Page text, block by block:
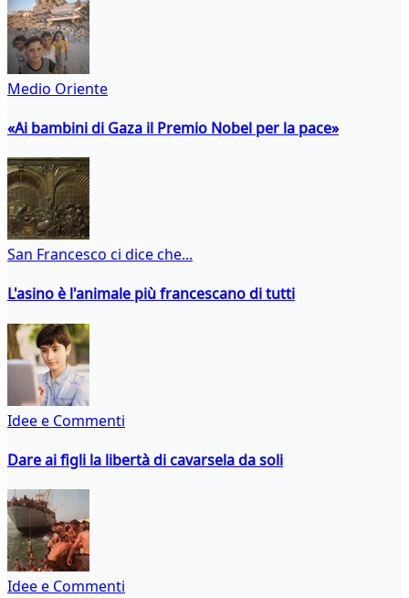
Medio Oriente
«Ai bambini di Gaza il Premio Nobel per la pace»
San Francesco ci dice che...
L'asino è l'animale più francescano di tutti
Idee e Commenti
Dare ai figli la libertà di cavarsela da soli
Idee e Commenti